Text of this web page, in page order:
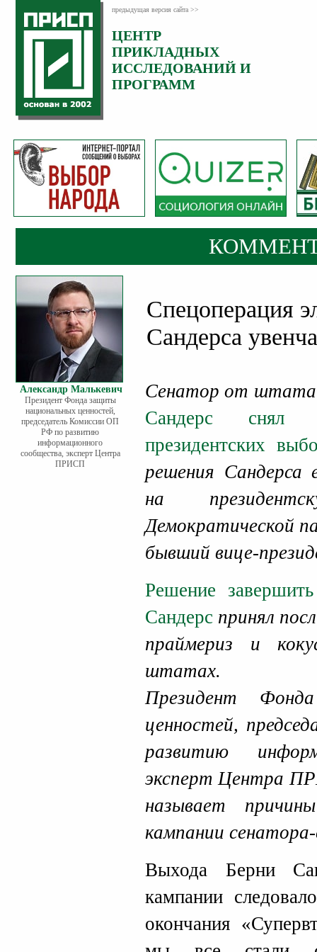
предыдущая версия сайта >>
ЦЕНТР
ПРИКЛАДНЫХ
ИССЛЕДОВАНИЙ И
ПРОГРАММ
Александр Малькевич
Президент Фонда защиты
национальных ценностей,
председатель Комиссии ОП
РФ по развитию
информационного
сообщества, эксперт Центра
ПРИСП
Спецоперация
Сандерса
Сенатор от штата
Сандерс снял
президентских
решения Сандерса
на
Демократической
бывший вице-
Решение
Сандерс принял
праймериз и
штатах.
Президент
ценностей,
развитию
эксперт Центра
называет
кампании
Выхода Берни
кампании
окончания
Категория:
Комментарии